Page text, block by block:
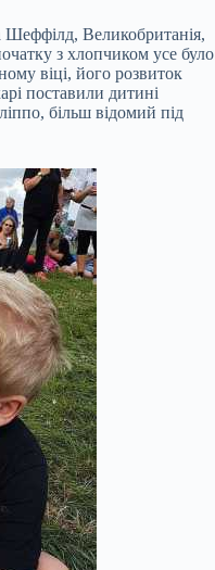
Шеффілд, Великобританія,
з хлопчиком усе було
віці, його розвиток
поставили дитині
більш відомий під